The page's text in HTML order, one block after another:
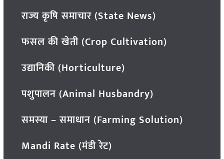
राज्य कृषि समाचार (State News)
फसल की खेती (Crop Cultivation)
उद्यानिकी (Horticulture)
पशुपालन (Animal Husbandry)
समस्या – समाधान (Farming Solution)
Mandi Rate (मंडी रेट)